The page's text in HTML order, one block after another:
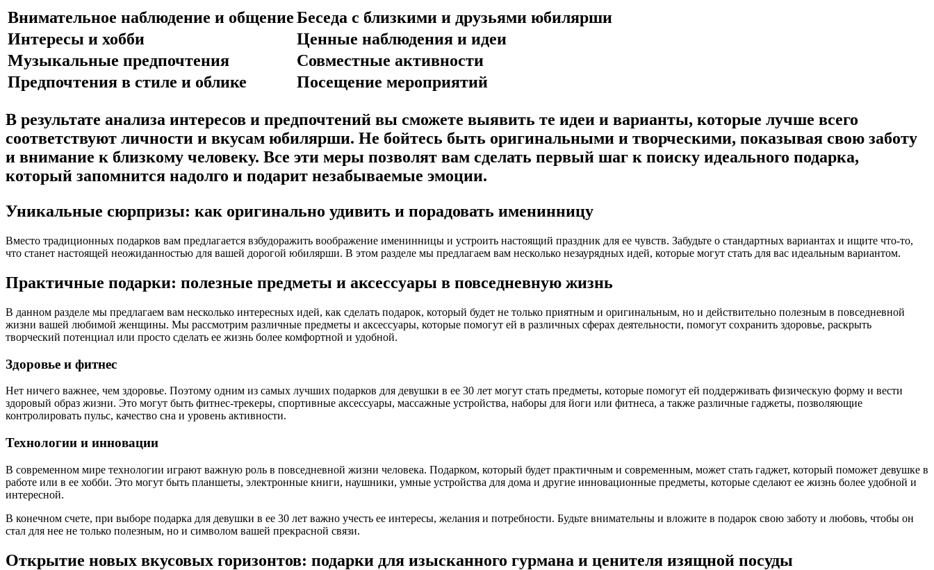
Внимательное наблюдение и общениеБеседа с близкими и друзьями юбилярши
Интересы и хобби
Ценные наблюдения и идеи
Музыкальные предпочтения
Совместные активности
Предпочтения в стиле и облике
Посещение мероприятий
В результате анализа интересов и предпочтений вы сможете выявить те идеи и варианты, которые лучше всего
соответствуют личности и вкусам юбилярши. Не бойтесь быть оригинальными и творческими, показывая свою заботу
и внимание к близкому человеку. Все эти меры позволят вам сделать первый шаг к поиску идеального подарка,
который запомнится надолго и подарит незабываемые эмоции.
Уникальные сюрпризы: как оригинально удивить и порадовать именинницу
Вместо традиционных подарков вам предлагается взбудоражить воображение именинницы и устроить настоящий праздник для ее чувств. Забудьте о стандартных вариантах и ищите что-то,
что станет настоящей неожиданностью для вашей дорогой юбилярши. В этом разделе мы предлагаем вам несколько незаурядных идей, которые могут стать для вас идеальным вариантом.
Практичные подарки: полезные предметы и аксессуары в повседневную жизнь
В данном разделе мы предлагаем вам несколько интересных идей, как сделать подарок, который будет не только приятным и оригинальным, но и действительно полезным в повседневной
жизни вашей любимой женщины. Мы рассмотрим различные предметы и аксессуары, которые помогут ей в различных сферах деятельности, помогут сохранить здоровье, раскрыть
творческий потенциал или просто сделать ее жизнь более комфортной и удобной.
Здоровье и фитнес
Нет ничего важнее, чем здоровье. Поэтому одним из самых лучших подарков для девушки в ее 30 лет могут стать предметы, которые помогут ей поддерживать физическую форму и вести
здоровый образ жизни. Это могут быть фитнес-трекеры, спортивные аксессуары, массажные устройства, наборы для йоги или фитнеса, а также различные гаджеты, позволяющие
контролировать пульс, качество сна и уровень активности.
Технологии и инновации
В современном мире технологии играют важную роль в повседневной жизни человека. Подарком, который будет практичным и современным, может стать гаджет, который поможет девушке в
работе или в ее хобби. Это могут быть планшеты, электронные книги, наушники, умные устройства для дома и другие инновационные предметы, которые сделают ее жизнь более удобной и
интересной.
В конечном счете, при выборе подарка для девушки в ее 30 лет важно учесть ее интересы, желания и потребности. Будьте внимательны и вложите в подарок свою заботу и любовь, чтобы он
стал для нее не только полезным, но и символом вашей прекрасной связи.
Открытие новых вкусовых горизонтов: подарки для изысканного гурмана и ценителя изящной посуды